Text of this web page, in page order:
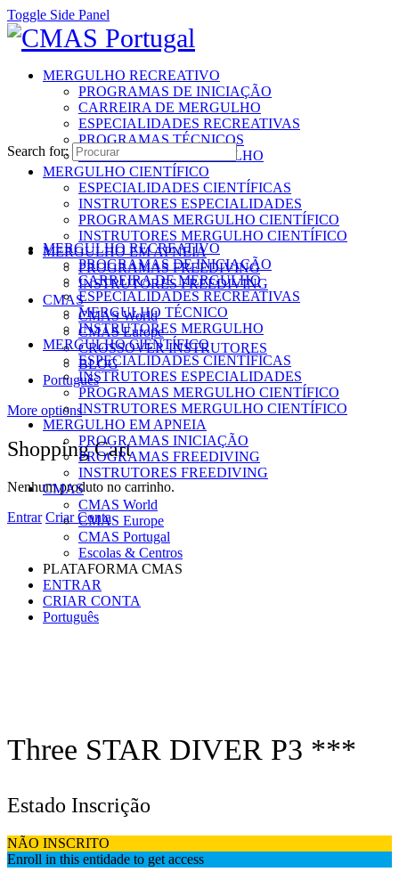
Toggle Side Panel
MERGULHO RECREATIVO
PROGRAMAS DE INICIAÇÃO
CARREIRA DE MERGULHO
ESPECIALIDADES RECREATIVAS
PROGRAMAS TÉCNICOS
INSTRUTORES MERGULHO
MERGULHO CIENTÍFICO
ESPECIALIDADES CIENTÍFICAS
INSTRUTORES ESPECIALIDADES
PROGRAMAS MERGULHO CIENTÍFICO
INSTRUTORES MERGULHO CIENTÍFICO
MERGULHO EM APNEIA
PROGRAMAS FREEDIVING
INSTRUTORES FREEDIVING
CMAS
CMAS World
CMAS Europe
CROSSOVER INSTRUTORES
BLOG
Português
More options
Shopping Cart
Nenhum produto no carrinho.
Entrar Criar Conta
Search for:
MERGULHO RECREATIVO
PROGRAMAS DE INICIAÇÃO
CARREIRA DE MERGULHO
ESPECIALIDADES RECREATIVAS
MERGULHO TÉCNICO
INSTRUTORES MERGULHO
MERGULHO CIENTÍFICO
ESPECIALIDADES CIENTÍFICAS
INSTRUTORES ESPECIALIDADES
PROGRAMAS MERGULHO CIENTÍFICO
INSTRUTORES MERGULHO CIENTÍFICO
MERGULHO EM APNEIA
PROGRAMAS INICIAÇÃO
PROGRAMAS FREEDIVING
INSTRUTORES FREEDIVING
CMAS
CMAS World
CMAS Europe
CMAS Portugal
Escolas & Centros
PLATAFORMA CMAS
ENTRAR
CRIAR CONTA
Português
Three STAR DIVER P3 ***
Estado Inscrição
NÃO INSCRITO
Enroll in this entidade to get access